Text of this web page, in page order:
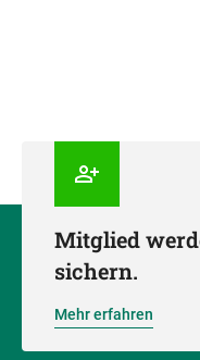
Mitglied
sichern.
Mehr erfahren